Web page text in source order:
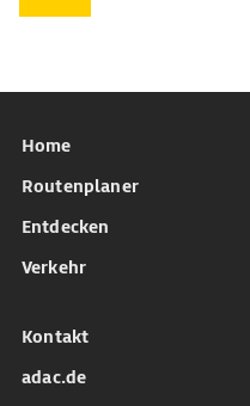
Home
Routenplaner
Entdecken
Verkehr
Kontakt
adac.de